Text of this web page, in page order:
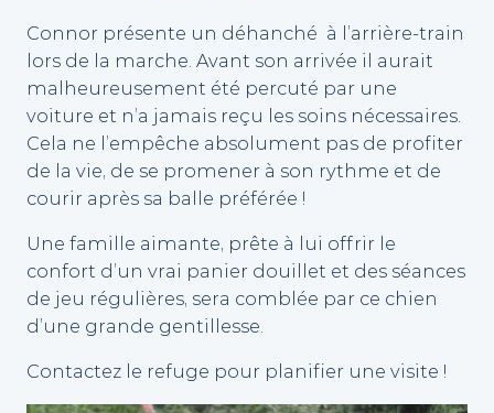
Connor présente un déhanché à l’arrière-train
lors de la marche. Avant son arrivée il aurait
malheureusement été percuté par une
voiture et n’a jamais reçu les soins nécessaires.
Cela ne l’empêche absolument pas de profiter
de la vie, de se promener à son rythme et de
courir après sa balle préférée !
Une famille aimante, prête à lui offrir le
confort d’un vrai panier douillet et des séances
de jeu régulières, sera comblée par ce chien
d’une grande gentillesse.
​Contactez le refuge pour planifier une visite !